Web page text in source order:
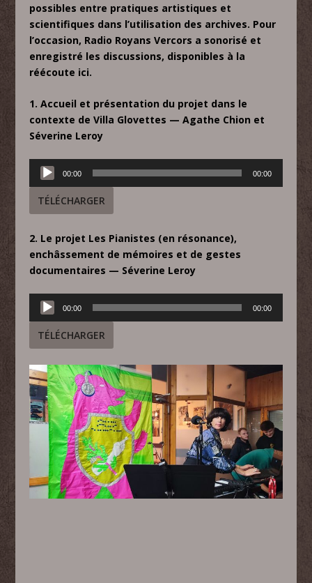
possibles entre pratiques artistiques et
scientifiques dans l’utilisation des archives. Pour
l’occasion, Radio Royans Vercors a sonorisé et
enregistré les discussions, disponibles à la
réécoute ici.
1. Accueil et présentation du projet dans le
contexte de Villa Glovettes — Agathe Chion et
Séverine Leroy
Lecteur
audio
00:00 00:00
TÉLÉCHARGER
2. Le projet Les Pianistes (en résonance),
enchâssement de mémoires et de gestes
documentaires — Séverine Leroy
Lecteur
audio
00:00 00:00
TÉLÉCHARGER